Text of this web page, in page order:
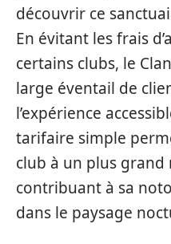
découvrir ce
En évitant les frais
certains clubs, le
large éventail de
l’expérience
tarifaire simple
club à un plus
contribuant à sa
dans le paysage